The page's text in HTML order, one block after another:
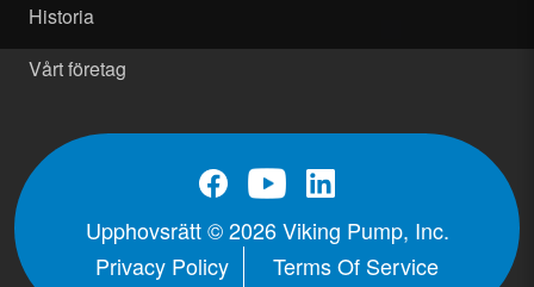
Historia
Vårt företag
Upphovsrätt © 2026 Viking Pump, Inc.
Privacy Policy
Terms Of Service